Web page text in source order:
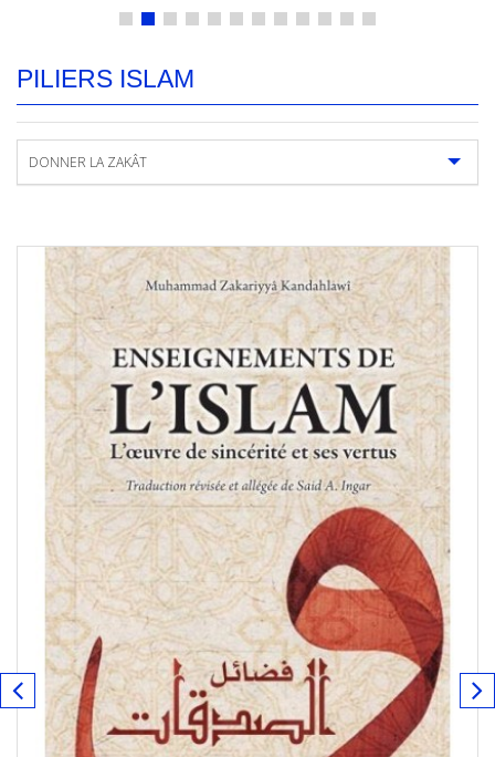
PILIERS ISLAM
DONNER LA ZAKÂT